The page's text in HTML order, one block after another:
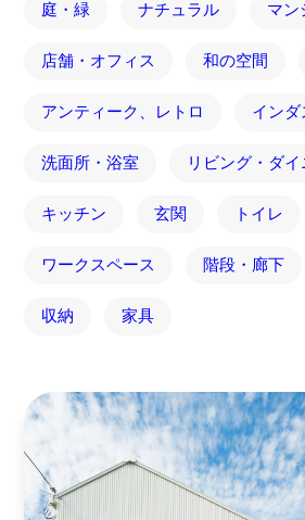
庭・緑 ナチュラル マン
店舗・オフィス 和の空間
アンティーク、レトロ インダ
洗面所・浴室 リビング・ダ
キッチン 玄関 トイレ
ワークスペース 階段・廊下
収納 家具